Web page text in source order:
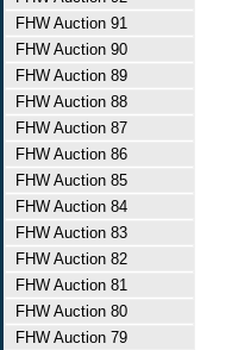
FHW Auction 91
FHW Auction 90
FHW Auction 89
FHW Auction 88
FHW Auction 87
FHW Auction 86
FHW Auction 85
FHW Auction 84
FHW Auction 83
FHW Auction 82
FHW Auction 81
FHW Auction 80
FHW Auction 79